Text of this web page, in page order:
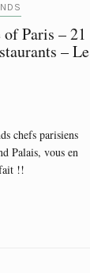
Paris – 21
– Le
chefs parisiens
Palais, vous en
!!